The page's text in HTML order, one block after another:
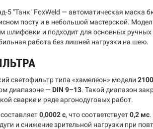
5 "Танк" FoxWeld — автоматическая маска
посту и в небольшой мастерской.
шлифовки и подходит для основных
работа без лишней нагрузки на шею.
светофильтр типа «хамелеон» модели
диапазоне — DIN 9–13. Такой диапазон
сварке и ряде аргонодуговых работ.
0,0002 с, что соответствует0,2 мс
и снижение зрительной нагрузки при